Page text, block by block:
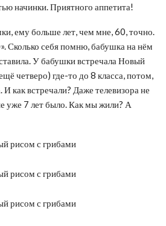
начинки. Приятного аппетита!
ему больше лет, чем мне, 60, точно.
себя помню, бабушка на нём
У бабушки встречала Новый
четверо) где-то до 8 класса, потом,
И как встречали? Даже телевизора не
уже 7 лет было. Как мы жили? А